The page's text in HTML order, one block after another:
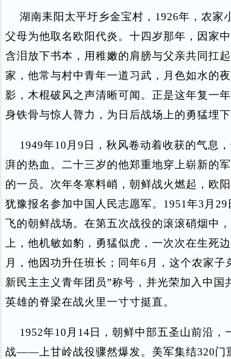
湖南耒阳太平圩乡金宝村，1926年，农家
父母为他取名欧阳代炎。十四岁那年，因家
含泪放下书本，用稚嫩的肩膀与父亲共同扛
家，他常与村中青年一道习武，月色如水的
影，木棍破风之声清晰可闻。正是这年复一
身铁骨与惊人膂力，为日后战场上的勇猛埋下
1949年10月9日，秋风卷动着收获的气息
湃的热血。二十三岁的他郑重地穿上崭新的
的一员。次年冬寒料峭，朝鲜战火燃起，欧
犹豫报名参加中国人民志愿军。1951年3月
飞的朝鲜战场。在第五次战役的滚滚硝烟中
上，他机敏如豹，勇猛似虎，一次次在生死
月，他因功升任班长；同年6月，这个农家子
新民主主义青年团员”称号，并光荣加入中
英雄的脊梁在战火里一寸寸挺直。
1952年10月14日，朝鲜中部五圣山前沿，
战——上甘岭战役骤然爆发。美军集结320门